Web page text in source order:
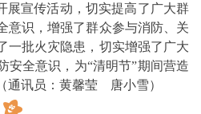
宣传活动，切实提高了广大群
意识，增强了群众参与消防、关
一批火灾隐患，切实增强了广大
安全意识，为“清明节”期间营造
通讯员：黄馨莹 唐小雪）